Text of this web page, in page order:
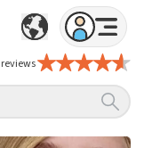
reviews